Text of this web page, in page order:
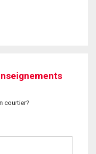
courtier?